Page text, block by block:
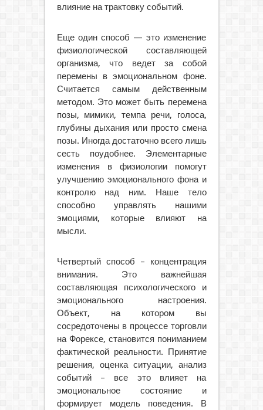
влияние на трактовку событий.
Еще один способ — это изменение
физиологической составляющей
организма, что ведет за собой
перемены в эмоциональном фоне.
Считается самым действенным
методом. Это может быть перемена
позы, мимики, темпа речи, голоса,
глубины дыхания или просто смена
позы. Иногда достаточно всего лишь
сесть поудобнее. Элементарные
изменения в физиологии помогут
улучшению эмоционального фона и
контролю над ним. Наше тело
способно управлять нашими
эмоциями, которые влияют на
мысли.
Четвертый способ – концентрация
внимания. Это важнейшая
составляющая психологического и
эмоционального настроения.
Объект, на котором вы
сосредоточены в процессе торговли
на Форексе, становится пониманием
фактической реальности. Принятие
решения, оценка ситуации, анализ
событий – все это влияет на
эмоциональное состояние и
формирует модель поведения. В